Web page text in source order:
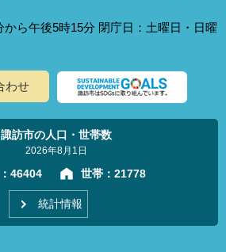
から午後5時15分 閉庁日：土曜日・日曜
わせ
諏訪市の人口・世帯数
2026年8月1日
46404 世帯： 21778
統計情報